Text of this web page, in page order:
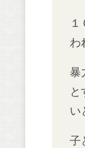
わ
暴
と
い
子